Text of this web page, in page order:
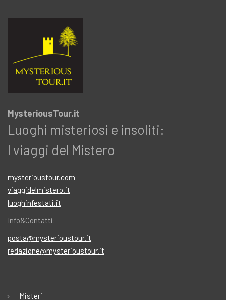
MysteriousTour.it
Luoghi misteriosi e insoliti:
I viaggi del Mistero
mysterioustour.com
viaggidelmistero.it
luoghinfestati.it
Info&Contatti:
posta@mysterioustour.it
redazione@mysterioustour.it
Misteri